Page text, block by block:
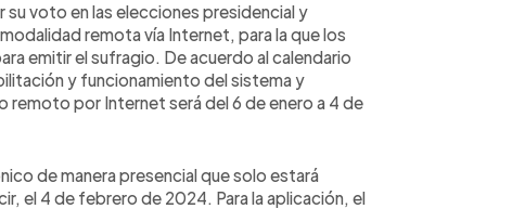
su voto en las elecciones presidencial y
remota vía Internet, para la que los
emitir el sufragio. De acuerdo al calendario
y funcionamiento del sistema y
remoto por Internet será del 6 de enero a 4 de
de manera presencial que solo estará
el 4 de febrero de 2024. Para la aplicación, el